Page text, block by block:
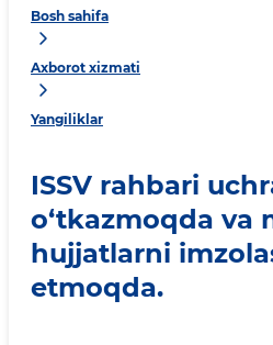
Bosh sahifa
Axborot xizmati
Yangiliklar
ISSV rahbari
o‘tkazmoqda va
hujjatlarni
etmoqda.